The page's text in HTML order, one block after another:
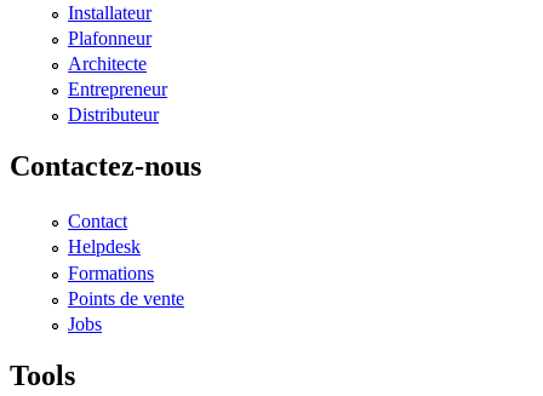
Installateur
Plafonneur
Architecte
Entrepreneur
Distributeur
Contactez-nous
Contact
Helpdesk
Formations
Points de vente
Jobs
Tools